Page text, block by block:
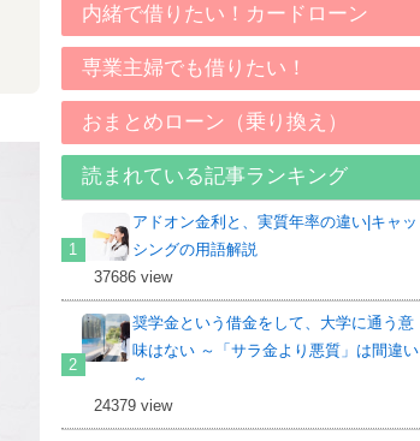
内緒で借りたい！カードローン
専業主婦でも借りたい！
おまとめローン（乗り換え）
読まれている記事ランキング
アドオン金利と、実質年率の違い|キャッ
シングの用語解説
37686 view
奨学金という借金をして、大学に通う意
味はない ～「サラ金より悪質」は間違い
～
24379 view